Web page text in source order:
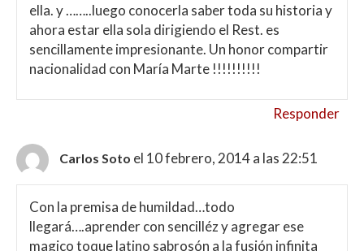
ella. y ……..luego conocerla saber toda su historia y
ahora estar ella sola dirigiendo el Rest. es
sencillamente impresionante. Un honor compartir
nacionalidad con María Marte !!!!!!!!!!
Responder
Carlos Soto el 10 febrero, 2014 a las 22:51
Con la premisa de humildad…todo
llegará….aprender con sencilléz y agregar ese
magico toque latino sabrosón a la fusión infinita